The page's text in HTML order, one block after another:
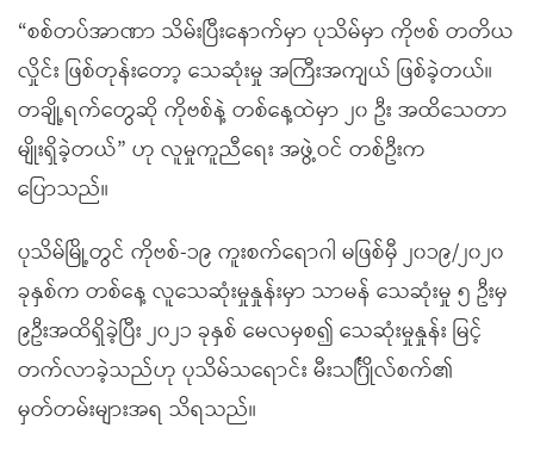
“စစ်တပ်အာဏာ သိမ်းပြီးနောက်မှာ ပုသိမ်မှာ ကိုဗစ် တတိယ
လှိုင်း ဖြစ်တုန်းတော့ သေဆုံးမှု အကြီးအကျယ် ဖြစ်ခဲ့တယ်။
တချို့ရက်တွေဆို ကိုဗစ်နဲ့ တစ်နေ့ထဲမှာ ၂၀ ဦး အထိသေတာ
မျိုးရှိခဲ့တယ်” ဟု လူမှုကူညီရေး အဖွဲ့ဝင် တစ်ဦးက
ပြောသည်။
ပုသိမ်မြို့တွင် ကိုဗစ်-၁၉ ကူးစက်ရောဂါ မဖြစ်မှီ ၂၀၁၉/၂၀၂၀
ခုနှစ်က တစ်နေ့ လူသေဆုံးမှုနှုန်းမှာ သာမန် သေဆုံးမှု ၅ ဦးမှ
၉ဦးအထိရှိခဲ့ပြီး ၂၀၂၁ ခုနှစ် မေလမှစ၍ သေဆုံးမှုနှုန်း မြင့်
တက်လာခဲ့သည်ဟု ပုသိမ်သရောင်း မီးသင်္ဂြိုလ်စက်၏
မှတ်တမ်းများအရ သိရသည်။